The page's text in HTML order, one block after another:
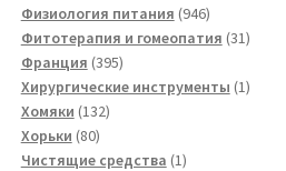
товаров
Физиология питания 946946
товаров
Фитотерапия и гомеопатия 3131
Франция 395395
товаров
Хирургические инструменты 11
Хомяки 132132
Хорьки 8080
товаров
Чистящие средства 11